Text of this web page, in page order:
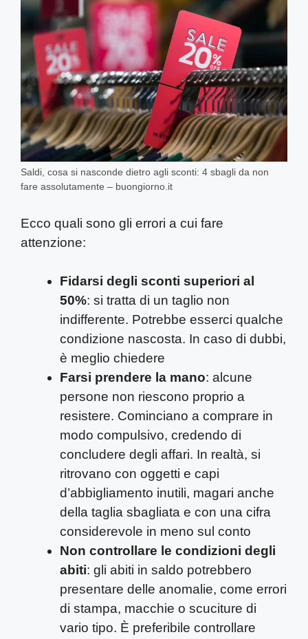
Saldi, cosa si nasconde dietro agli sconti: 4 sbagli da non
fare assolutamente – buongiorno.it
Ecco quali sono gli errori a cui fare
attenzione:
Fidarsi degli sconti superiori al
50%: si tratta di un taglio non
indifferente. Potrebbe esserci qualche
condizione nascosta. In caso di dubbi,
è meglio chiedere
Farsi prendere la mano: alcune
persone non riescono proprio a
resistere. Cominciano a comprare in
modo compulsivo, credendo di
concludere degli affari. In realtà, si
ritrovano con oggetti e capi
d’abbigliamento inutili, magari anche
della taglia sbagliata e con una cifra
considerevole in meno sul conto
Non controllare le condizioni degli
abiti: gli abiti in saldo potrebbero
presentare delle anomalie, come errori
di stampa, macchie o scuciture di
vario tipo. È preferibile controllare